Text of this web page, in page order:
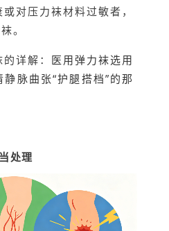
对压力袜材料过敏者，
。
详解： 医用弹力袜选用
脉曲张“护腿搭档”的那
处理